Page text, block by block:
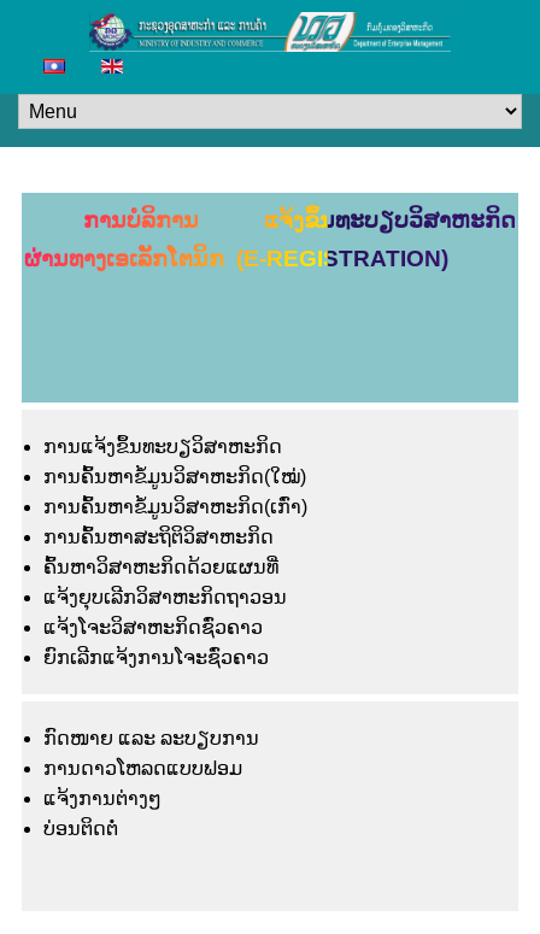
ການບໍລິການ ແຈ້ງຂຶ້ນທະບຽບວິສາຫະກິດ
ຜ່ານທາງເອເລັກໂຕນິກ (E-REGISTRATION)
ການແຈ້ງຂຶ້ນທະບຽວິສາຫະກິດ
ການຄົ້ນຫາຂໍ້ມູນວິສາຫະກິດ(ໃໝ່)
ການຄົ້ນຫາຂໍ້ມູນວິສາຫະກິດ(ເກົ່າ)
ການຄົ້ນຫາສະຖິຕິວິສາຫະກິດ
ຄົ້ນຫາວິສາຫະກິດດ້ວຍແຜນທີ່
ແຈ້ງຍຸບເລີກວິສາຫະກິດຖາວອນ
ແຈ້ງໂຈະວິສາຫະກິດຊົ່ວຄາວ
ຍົກເລີກແຈ້ງການໂຈະຊົ່ວຄາວ
ກົດໜາຍ ແລະ ລະບຽບການ
ການດາວໂຫລດແບບຟອມ
ແຈ້ງ​ການ​ຕ່າງໆ
ບ່ອນຕິດຕໍ່